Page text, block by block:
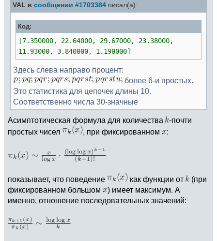
VAL в сообщении #1703384 писал(а):
Код:
[7.350000, 22.64000, 29.67000, 23.38000,
11.93000, 3.840000, 1.190000]
Здесь слева направо процент:
более 6-и простых.
Это статистика для цепочек длины 10.
Соответственно числа 30-значные
Асимптотическая формула для количества
-почти
простых чисел
, при фиксированном :
показывает, что поведение как функции от
(при
фиксированном большом
) имеет максимум. А
именно, отношение последовательных значений: